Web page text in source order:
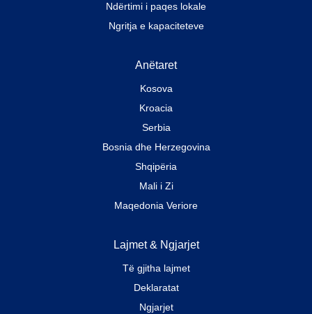
Ndërtimi i paqes lokale
Ngritja e kapaciteteve
Anëtaret
Kosova
Kroacia
Serbia
Bosnia dhe Herzegovina
Shqipëria
Mali i Zi
Maqedonia Veriore
Lajmet & Ngjarjet
Të gjitha lajmet
Deklaratat
Ngjarjet